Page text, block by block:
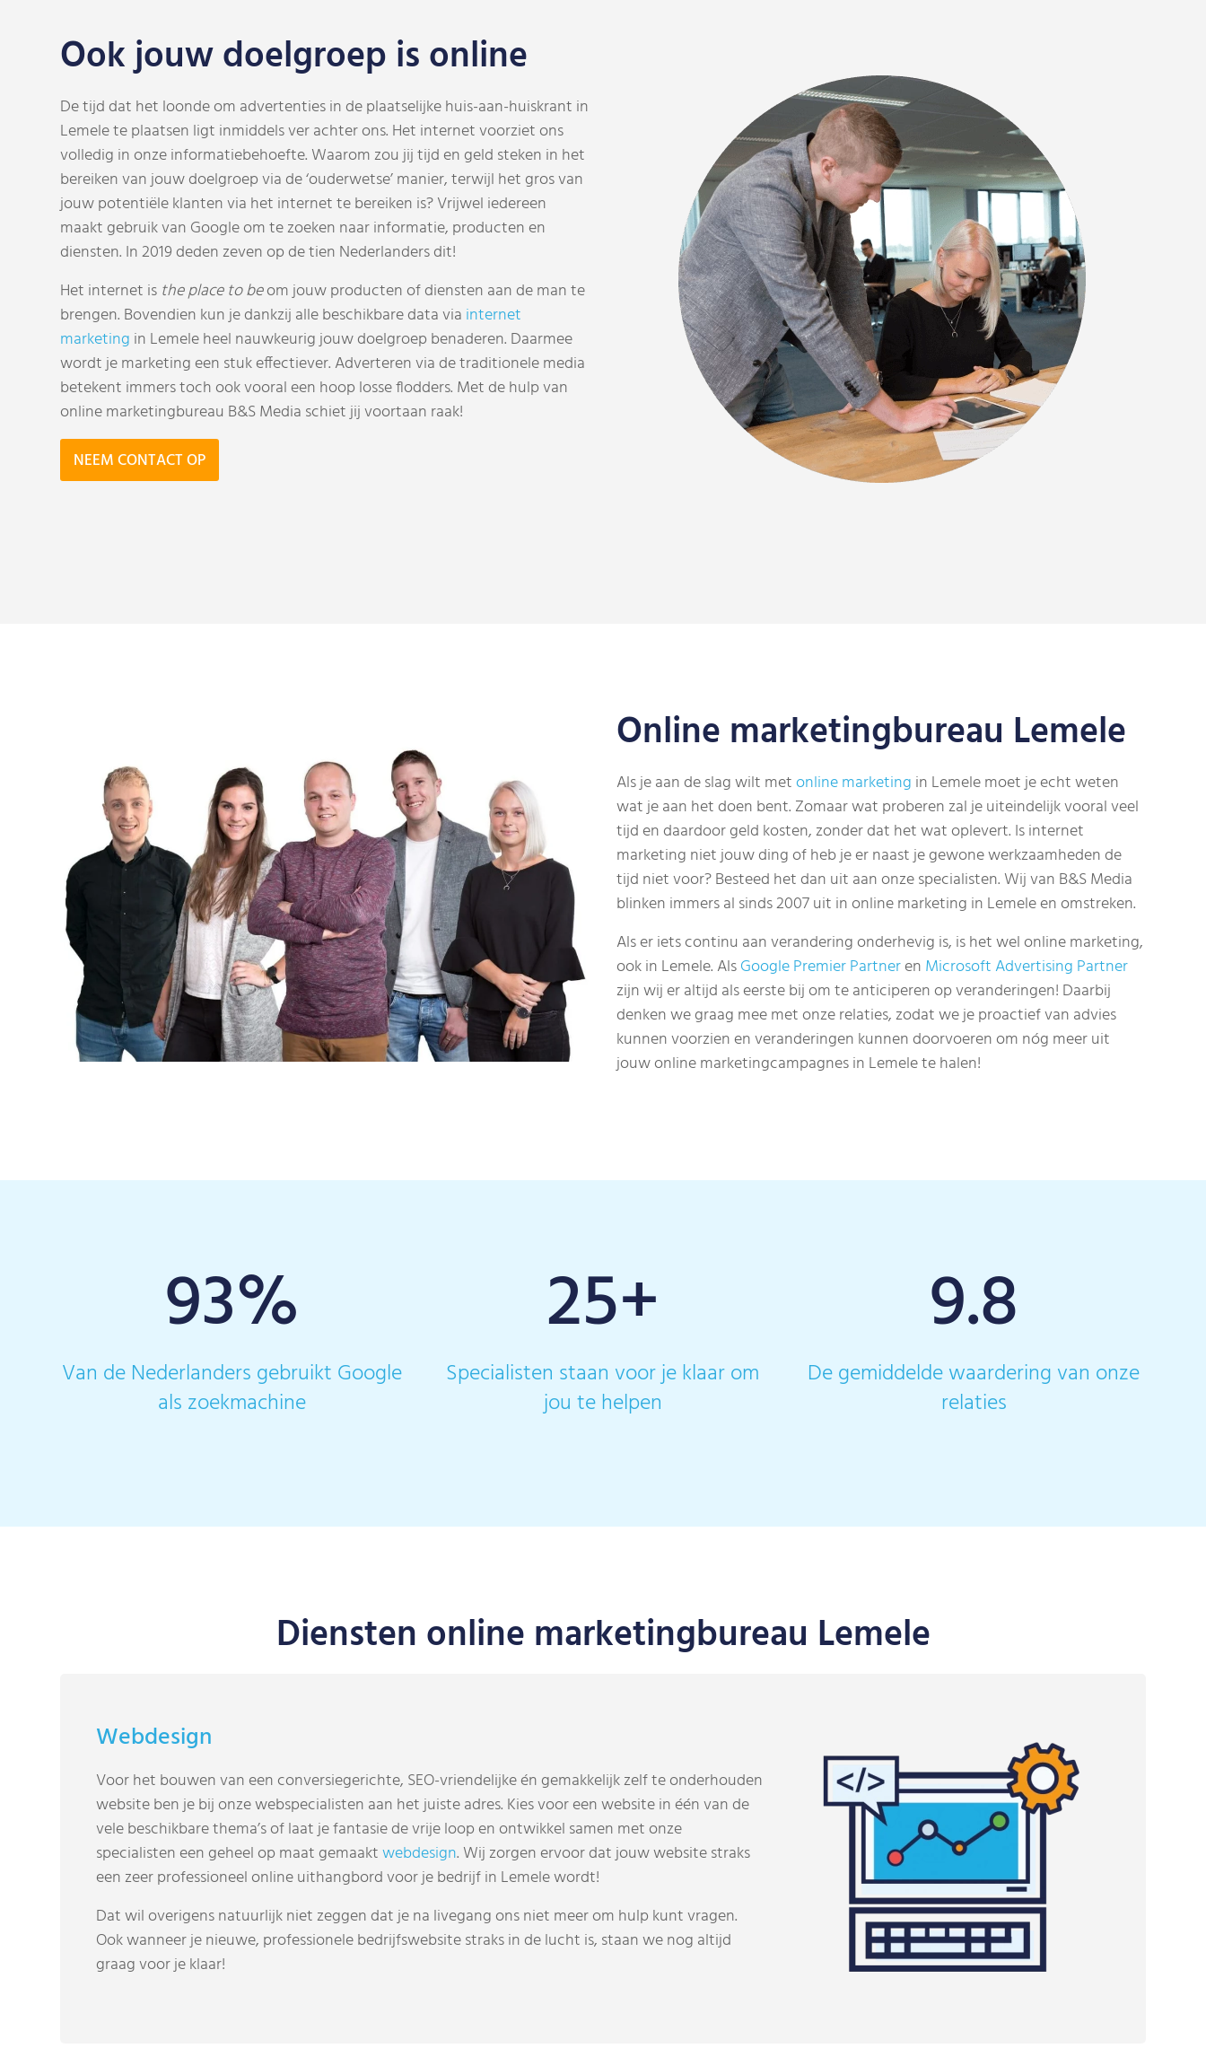
Ook jouw doelgroep is online
De tijd dat het loonde om advertenties in de plaatselijke huis-aan-huiskrant in
Lemele te plaatsen ligt inmiddels ver achter ons. Het internet voorziet ons
volledig in onze informatiebehoefte. Waarom zou jij tijd en geld steken in het
bereiken van jouw doelgroep via de ‘ouderwetse’ manier, terwijl het gros van
jouw potentiële klanten via het internet te bereiken is? Vrijwel iedereen
maakt gebruik van Google om te zoeken naar informatie, producten en
diensten. In 2019 deden zeven op de tien Nederlanders dit!
Het internet is the place to beom jouw producten of diensten aan de man te
brengen. Bovendien kun je dankzij alle beschikbare data via internet
marketing in Lemele heel nauwkeurig jouw doelgroep benaderen. Daarmee
wordt je marketing een stuk effectiever. Adverteren via de traditionele media
betekent immers toch ook vooral een hoop losse flodders. Met de hulp van
online marketingbureau B&S Media schiet jij voortaan raak!
NEEM CONTACT OP
Online marketingbureau Lemele
Als je aan de slag wilt metonline marketing in Lemele moet je echt weten
wat je aan het doen bent. Zomaar wat proberen zal je uiteindelijk vooral veel
tijd en daardoor geld kosten, zonder dat het wat oplevert. Is internet
marketing niet jouw ding of heb je er naast je gewone werkzaamheden de
tijd niet voor? Besteed het dan uit aan onze specialisten. Wij van B&S Media
blinken immers al sinds 2007 uit in online marketing in Lemele en omstreken.
Als er iets continu aan verandering onderhevig is, is het wel online marketing,
ook in Lemele. AlsGoogle Premier Partneren Microsoft Advertising Partner
zijn wij er altijd als eerste bij om te anticiperen op veranderingen! Daarbij
denken we graag mee met onze relaties, zodat we je proactief van advies
kunnen voorzien en veranderingen kunnen doorvoeren om nóg meer uit
jouw online marketingcampagnes in Lemele te halen!
93%
Van de Nederlanders gebruikt Google
als zoekmachine
25+
Specialisten staan voor je klaar om
jou te helpen
9.8
De gemiddelde waardering van onze
relaties
Diensten online marketingbureau Lemele
Webdesign
Voor het bouwen van een conversiegerichte, SEO-vriendelijke én gemakkelijk zelf te onderhouden
website ben je bij onze webspecialisten aan het juiste adres. Kies voor een website in één van de
vele beschikbare thema’s of laat je fantasie de vrije loop en ontwikkel samen met onze
specialisten een geheel op maat gemaaktwebdesign. Wij zorgen ervoor dat jouw website straks
een zeer professioneel online uithangbord voor je bedrijf in Lemele wordt!
Dat wil overigens natuurlijk niet zeggen dat je na livegang ons niet meer om hulp kunt vragen.
Ook wanneer je nieuwe, professionele bedrijfswebsite straks in de lucht is, staan we nog altijd
graag voor je klaar!